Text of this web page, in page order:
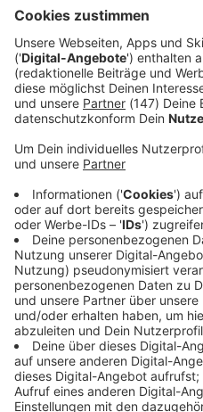
vorher einen Parkplatz online
Immer auf